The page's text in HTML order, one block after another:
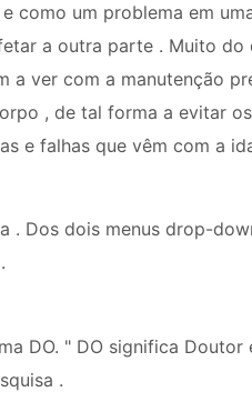
como um problema em
a outra parte . Muito do
a ver com a manutenção
, de tal forma a evitar
e falhas que vêm com a
. Dos dois menus drop-
DO. " DO significa Doutor
.